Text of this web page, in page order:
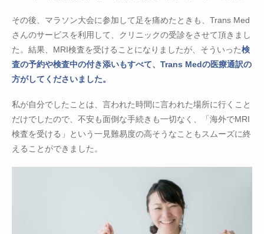
その後、マラソン大会に参加して足を痛めたときも、Trans Med
さんのサービスを利用して、クリニックの受診をさせて頂きまし
た。結果、MRI検査を受けることになりましたが、そういった検
査の予約や検査中の付き添いもすべて、Trans Medの医療通訳の
方がしてくださいました。
私が自分でしたことは、言われた時間に言われた場所に行くこと
だけでしたので、不安も面倒な手続きも一切なく、「海外でMRI
検査を受ける」という一見難易度の高そうなこともスムーズに終
えることができました。